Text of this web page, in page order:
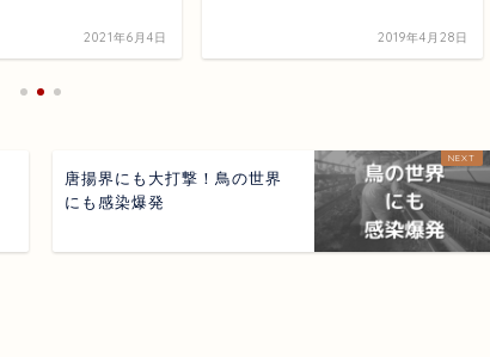
2021年6月4日 2019年4月28日
唐揚界にも大打撃！鳥の世界
にも感染爆発